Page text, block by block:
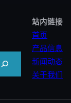
站内链接
首页
产品信息
新闻动态
关于我们